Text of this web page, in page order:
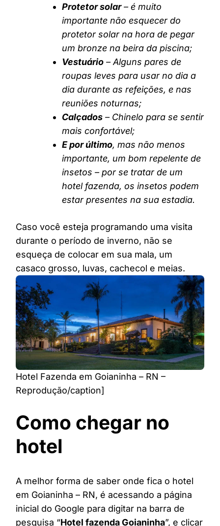
Protetor solar– é muito
importante não esquecer do
protetor solar na hora de pegar
um bronze na beira da piscina;
Vestuário – Alguns pares de
roupas leves para usar no dia a
dia durante as refeições, e nas
reuniões noturnas;
Calçados – Chinelo para se sentir
mais confortável;
E por último, mas não menos
importante, um bom repelente de
insetos – por se tratar de um
hotel fazenda, os insetos podem
estar presentes na sua estadia.
Caso você esteja programando uma visita
durante o período de inverno, não se
esqueça de colocar em sua mala, um
casaco grosso, luvas, cachecol e meias.
Hotel Fazenda em Goianinha – RN –
Reprodução/caption]
Como chegar no
hotel
A melhor forma de saber onde fica o hotel
em Goianinha – RN, é acessando a página
inicial do Google para digitar na barra de
pesquisa “Hotel fazenda Goianinha”, e clicar